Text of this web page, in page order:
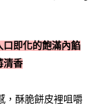
口即化的飽滿內餡
清香
，酥脆餅皮裡咀嚼